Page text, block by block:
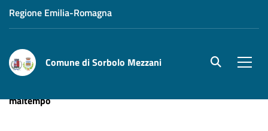
Regione Emilia-Romagna
Comune di Sorbolo Mezzani site.searc
maltempo